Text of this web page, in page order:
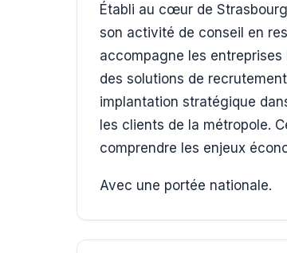
Établi au cœur de
son activité de conseil en
accompagne les
des solutions de
implantation stratégique
les clients de la métropole.
comprendre les enjeux
Avec une portée nationale.